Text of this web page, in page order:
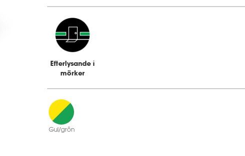
Efterlysande i
mörker
Gul/grön